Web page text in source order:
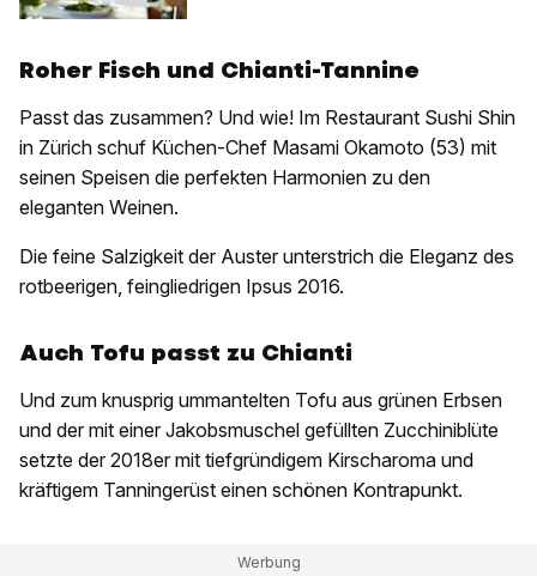
Roher Fisch und Chianti-Tannine
Passt das zusammen? Und wie! Im Restaurant Sushi Shin
in Zürich schuf Küchen-Chef Masami Okamoto (53) mit
seinen Speisen die perfekten Harmonien zu den
eleganten Weinen.
Die feine Salzigkeit der Auster unterstrich die Eleganz des
rotbeerigen, feingliedrigen Ipsus 2016.
Auch Tofu passt zu Chianti
Und zum knusprig ummantelten Tofu aus grünen Erbsen
und der mit einer Jakobsmuschel gefüllten Zucchiniblüte
setzte der 2018er mit tiefgründigem Kirscharoma und
kräftigem Tanningerüst einen schönen Kontrapunkt.